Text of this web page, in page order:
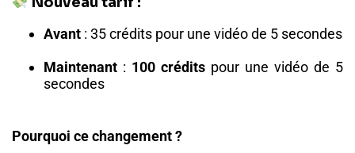
Avant : 35 crédits pour une vidéo de 5 secondes
Maintenant : 100 crédits pour une vidéo de 5
secondes
Pourquoi ce changement ?